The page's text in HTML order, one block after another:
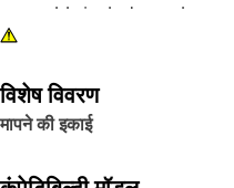
assembly includes a
ensure a secure and leak-
side of the boom.
• Withstanding varying
विशेष विवरण
मापने की इकाई